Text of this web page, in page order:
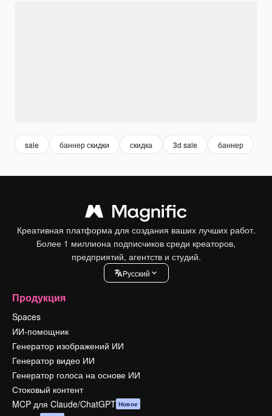
sale баннер скидки скидка 3d sale баннер
Креативная платформа для создания ваших лучших работ.
Более 1 миллиона подписчиков среди креаторов,
предприятий, агентств и студий.
Pусский
Продукция
Spaces
ИИ-помощник
Генератор изображений ИИ
Генератор видео ИИ
Генератор голоса на основе ИИ
Стоковый контент
MCP для Claude/ChatGPT Новое